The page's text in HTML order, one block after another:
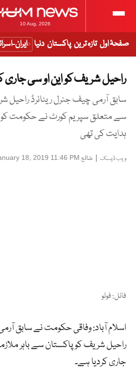
10 Aug, 2026
صفحۂ اول تازہ ترین پاکستان دنیا ایران-
راحیل شریف کو این او سی
سابق آرمی چیف جنرل ریٹائرڈ راحیل
سے متعلق سپریم کورٹ نے حکومت
ہدایت کی تھی
ویب ڈیسک | شائع 18, 2019 11:46 PM
فائل: فوٹو
اسلام آباد: وفاقی حکومت نے سابق
راحیل شریف کو پاکستان سے باہر
جاری کردیا ہے۔